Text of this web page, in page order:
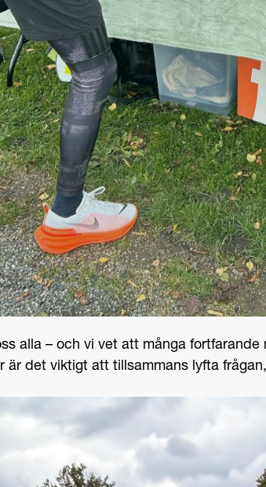
alla – och vi vet att många
är det viktigt att tillsammans lyfta